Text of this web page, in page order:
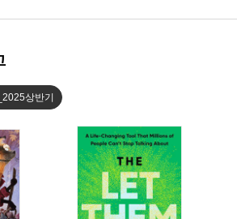
상반기